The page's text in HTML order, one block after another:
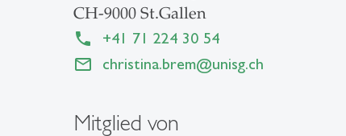
CH-9000 St.Gallen
+41 71 224 30 54
christina.brem@unisg.ch
Mitglied von